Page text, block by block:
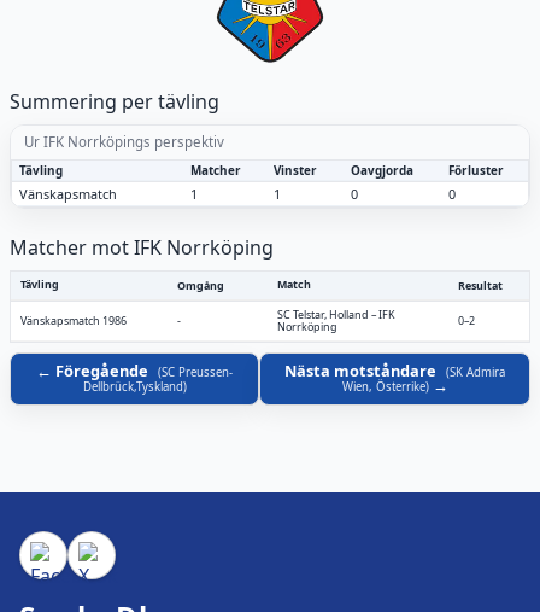
Summering per tävling
Ur IFK Norrköpings perspektiv
Tävling Matcher Vinster Oavgjorda Förluster
Vänskapsmatch 1 1 0 0
Matcher mot IFK Norrköping
Tävling Omgång Match Resultat
Vänskapsmatch 1986 - SC Telstar, Holland –IFK
Norrköping 0–2
Föregående (SC Preussen-
Dellbrück,Tyskland)
Nästa motståndare (SK Admira
Wien, Österrike)